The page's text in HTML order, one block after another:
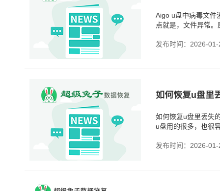
Aigo u盘中病毒文件
点就是，文件异常
发布时间：2026-01-
如何恢复u盘里
如何恢复u盘里丢失
u盘用的很多，也很
发布时间：2026-01-